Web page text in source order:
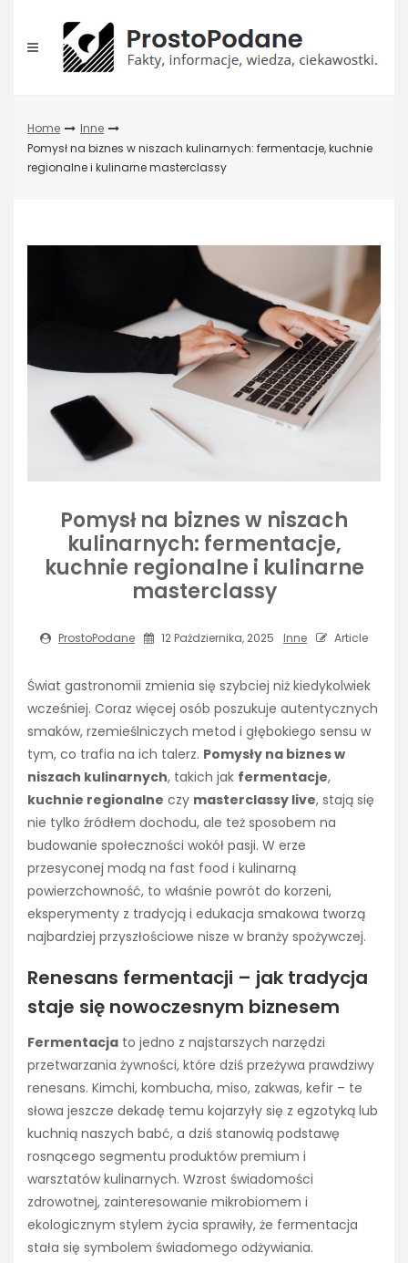
content
Home
Inne
Pomysł na biznes w niszach kulinarnych: fermentacje, kuchnie
regionalne i kulinarne masterclassy
Pomysł na biznes w niszach
kulinarnych: fermentacje,
kuchnie regionalne i kulinarne
masterclassy
ProstoPodane 12 Października, 2025 Inne Article
Świat gastronomii zmienia się szybciej niż kiedykolwiek
wcześniej. Coraz więcej osób poszukuje autentycznych
smaków, rzemieślniczych metod i głębokiego sensu w
tym, co trafia na ich talerz. Pomysły na biznes w
niszach kulinarnych, takich jak fermentacje,
kuchnie regionalne czy masterclassy live, stają się
nie tylko źródłem dochodu, ale też sposobem na
budowanie społeczności wokół pasji. W erze
przesyconej modą na fast food i kulinarną
powierzchowność, to właśnie powrót do korzeni,
eksperymenty z tradycją i edukacja smakowa tworzą
najbardziej przyszłościowe nisze w branży spożywczej.
Renesans fermentacji – jak tradycja
staje się nowoczesnym biznesem
Fermentacja to jedno z najstarszych narzędzi
przetwarzania żywności, które dziś przeżywa prawdziwy
renesans. Kimchi, kombucha, miso, zakwas, kefir – te
słowa jeszcze dekadę temu kojarzyły się z egzotyką lub
kuchnią naszych babć, a dziś stanowią podstawę
rosnącego segmentu produktów premium i
warsztatów kulinarnych. Wzrost świadomości
zdrowotnej, zainteresowanie mikrobiomem i
ekologicznym stylem życia sprawiły, że fermentacja
stała się symbolem świadomego odżywiania.